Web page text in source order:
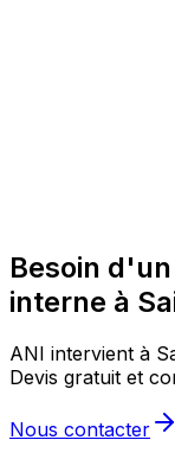
Besoin
interne à
ANI intervient à
Devis gratuit et
Nous contacter